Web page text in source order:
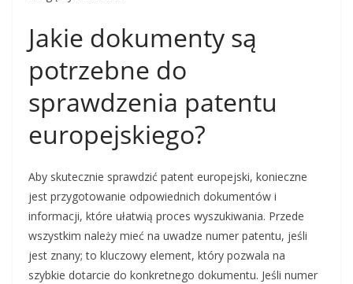
Jakie dokumenty są
potrzebne do
sprawdzenia patentu
europejskiego?
Aby skutecznie sprawdzić patent europejski, konieczne
jest przygotowanie odpowiednich dokumentów i
informacji, które ułatwią proces wyszukiwania. Przede
wszystkim należy mieć na uwadze numer patentu, jeśli
jest znany; to kluczowy element, który pozwala na
szybkie dotarcie do konkretnego dokumentu. Jeśli numer